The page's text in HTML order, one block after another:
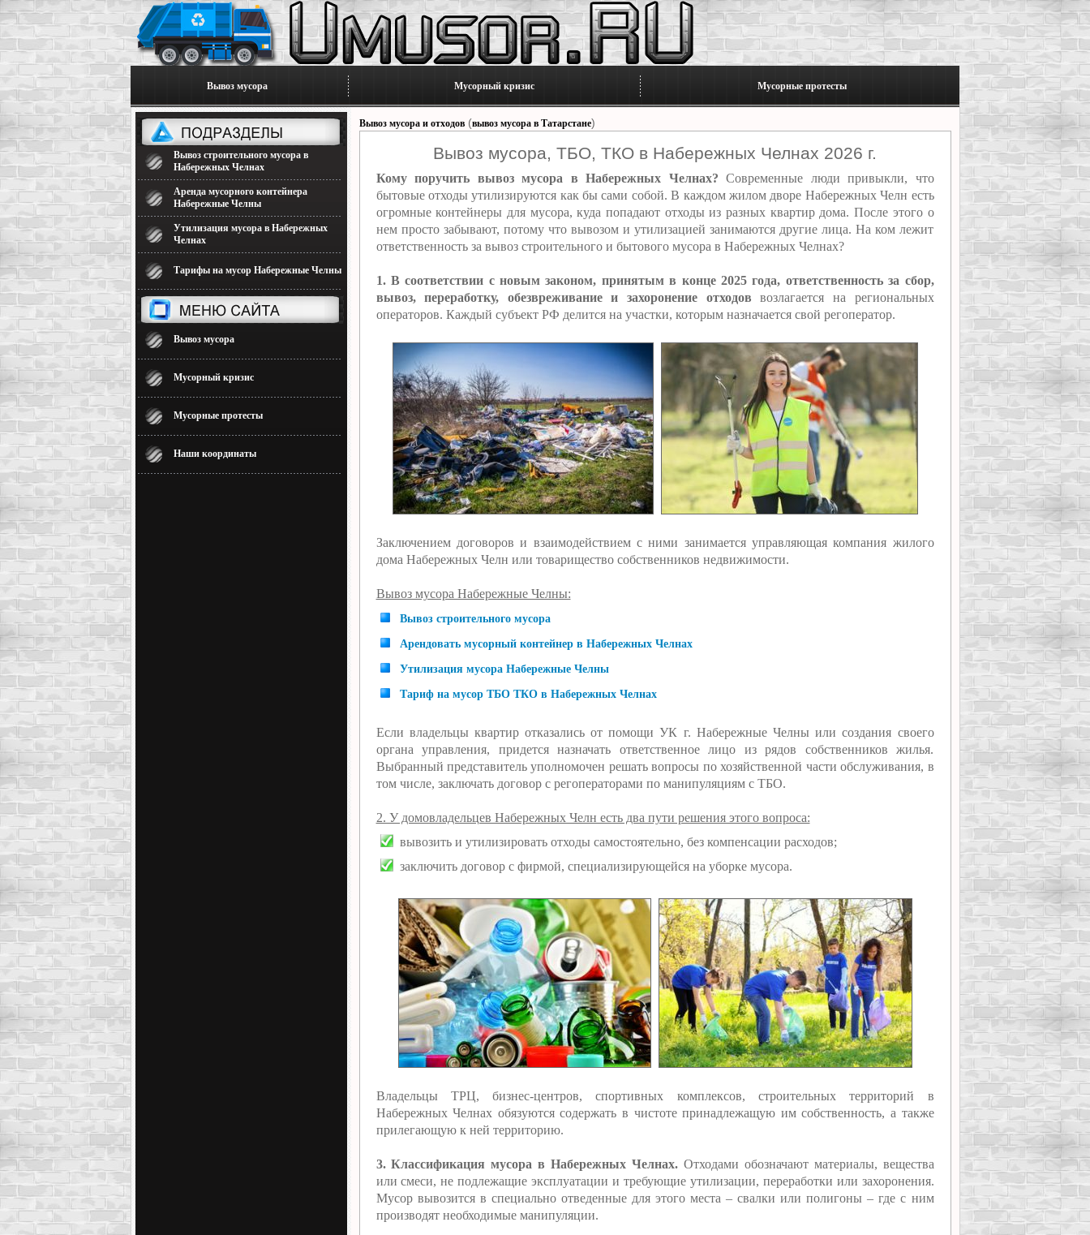
Вывоз мусора Мусорный кризис Мусорные протесты
Вывоз строительного мусора в
Набережных Челнах
Аренда мусорного контейнера
Набережные Челны
Утилизация мусора в Набережных
Челнах
Тарифы на мусор Набережные Челны
Вывоз мусора
Мусорный кризис
Мусорные протесты
Наши координаты
Вывоз мусора и отходов(вывоз мусора в Татарстане)
Вывоз мусора, ТБО, ТКО в Набережных Челнах 2026 г.
Кому поручить вывоз мусора в Набережных Челнах? Современные люди привыкли, что
бытовые отходы утилизируются как бы сами собой. В каждом жилом дворе Набережных Челн есть
огромные контейнеры для мусора, куда попадают отходы из разных квартир дома. После этого о
нем просто забывают, потому что вывозом и утилизацией занимаются другие лица. На ком лежит
ответственность за вывоз строительного и бытового мусора в Набережных Челнах?
1. В соответствии с новым законом, принятым в конце 2025 года, ответственность за сбор,
вывоз, переработку, обезвреживание и захоронение отходов возлагается на региональных
операторов. Каждый субъект РФ делится на участки, которым назначается свой регоператор.
Заключением договоров и взаимодействием с ними занимается управляющая компания жилого
дома Набережных Челн или товарищество собственников недвижимости.
Вывоз мусора Набережные Челны:
Вывоз строительного мусора
Арендовать мусорный контейнер в Набережных Челнах
Утилизация мусора Набережные Челны
Тариф на мусор ТБО ТКО в Набережных Челнах
Если владельцы квартир отказались от помощи УК г. Набережные Челны или создания своего
органа управления, придется назначать ответственное лицо из рядов собственников жилья.
Выбранный представитель уполномочен решать вопросы по хозяйственной части обслуживания, в
том числе, заключать договор с регоператорами по манипуляциям с ТБО.
2. У домовладельцев Набережных Челн есть два пути решения этого вопроса:
вывозить и утилизировать отходы самостоятельно, без компенсации расходов;
заключить договор с фирмой, специализирующейся на уборке мусора.
Владельцы ТРЦ, бизнес-центров, спортивных комплексов, строительных территорий в
Набережных Челнах обязуются содержать в чистоте принадлежащую им собственность, а также
прилегающую к ней территорию.
3. Классификация мусора в Набережных Челнах.Отходами обозначают материалы, вещества
или смеси, не подлежащие эксплуатации и требующие утилизации, переработки или захоронения.
Мусор вывозится в специально отведенные для этого места – свалки или полигоны – где с ним
производят необходимые манипуляции.